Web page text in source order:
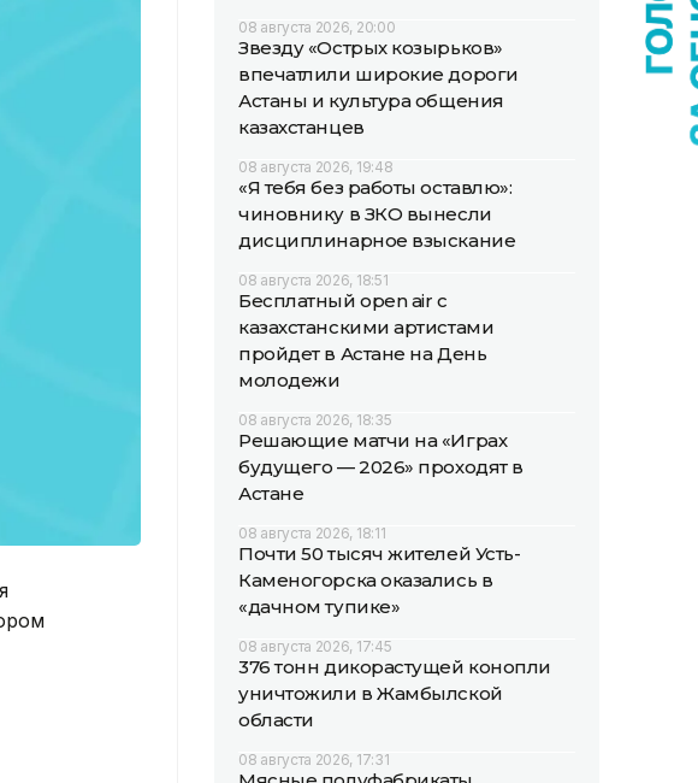
08 августа 2026, 20:00
Звезду «Острых козырьков»
впечатлили широкие дороги
Астаны и культура общения
казахстанцев
08 августа 2026, 19:48
«Я тебя без работы оставлю»:
чиновнику в ЗКО вынесли
дисциплинарное взыскание
08 августа 2026, 18:51
Бесплатный open air с
казахстанскими артистами
пройдет в Астане на День
молодежи
08 августа 2026, 18:35
Решающие матчи на «Играх
будущего — 2026» проходят в
Астане
08 августа 2026, 18:11
Почти 50 тысяч жителей Усть-
Каменогорска оказались в
«дачном тупике»
08 августа 2026, 17:45
376 тонн дикорастущей конопли
уничтожили в Жамбылской
области
08 августа 2026, 17:31